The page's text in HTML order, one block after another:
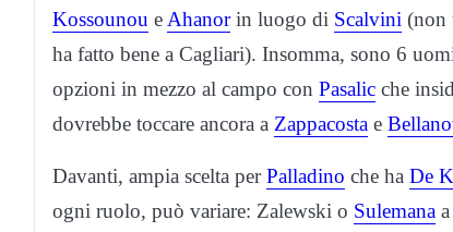
Kossounou e Ahanorin luogo di Scalvini (non
ha fatto bene a Cagliari). Insomma, sono 6
opzioni in mezzo al campo con Pasalic che
dovrebbe toccare ancora a Zappacosta e
Davanti, ampia scelta perPalladino che ha De
ogni ruolo, può variare: Zalewski o Sulemana